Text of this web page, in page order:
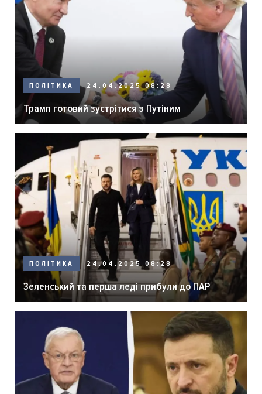
ПОЛІТИКА 24.04.2025 08:28
Трамп готовий зустрітися з Путіним
ПОЛІТИКА 24.04.2025 08:28
Зеленський та перша леді прибули до ПАР